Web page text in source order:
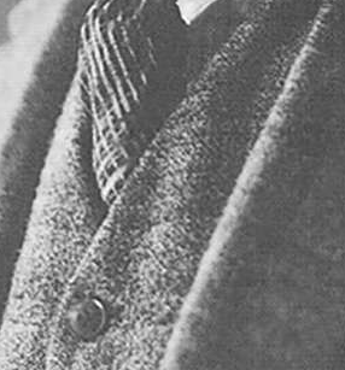
anlatamadığı- eğilimlerini, kimseyi
Faik eserlerinde yer aldığı gerçeğini
Ancak neden diğer kitaplarındaki
Her ne kadar otobiyografik özellikler
örtüştürülmesinin tartışmasına girmeden,
Sait Faik öykülerine mekan ve yer olarak
olmayan ise, kadın karakterleri çoğu kez
anlatmasıdır.Şeytan Minaresi, Köye
bedenlerini betimlediği öykülerinden